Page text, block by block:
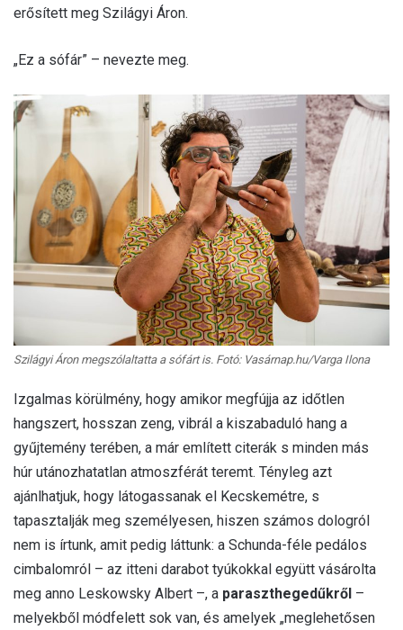
erősített meg Szilágyi Áron.
„Ez a sófár” – nevezte meg.
Szilágyi Áron megszólaltatta a sófárt is. Fotó: Vasárnap.hu/Varga Ilona
Izgalmas körülmény, hogy amikor megfújja az időtlen
hangszert, hosszan zeng, vibrál a kiszabaduló hang a
gyűjtemény terében, a már említett citerák s minden más
húr utánozhatatlan atmoszférát teremt. Tényleg azt
ajánlhatjuk, hogy látogassanak el Kecskemétre, s
tapasztalják meg személyesen, hiszen számos dologról
nem is írtunk, amit pedig láttunk: a Schunda-féle pedálos
cimbalomról – az itteni darabot tyúkokkal együtt vásárolta
meg anno Leskowsky Albert –, a paraszthegedűkről –
melyekből módfelett sok van, és amelyek „meglehetősen